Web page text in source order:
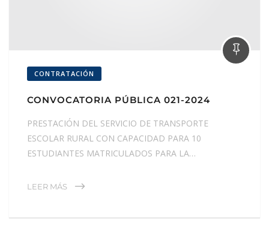
CONTRATACIÓN
CONVOCATORIA PÚBLICA 021-2024
PRESTACIÓN DEL SERVICIO DE TRANSPORTE
ESCOLAR RURAL CON CAPACIDAD PARA 10
ESTUDIANTES MATRICULADOS PARA LA…
LEER MÁS